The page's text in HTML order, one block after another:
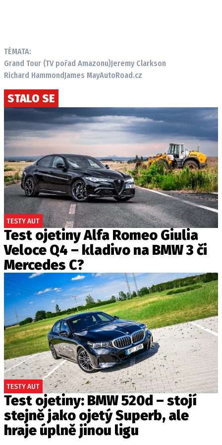
TÉMATA:
Grand Tour (TV pořad Amazonu)Jeremy Clarkson
Richard HammondJames MayAutoRoad.cz
STALO SE
TESTY AUT
Test ojetiny Alfa Romeo Giulia
Veloce Q4 – kladivo na BMW 3 či
Mercedes C?
TESTY AUT
Test ojetiny: BMW 520d – stojí
stejně jako ojetý Superb, ale
hraje úplně jinou ligu